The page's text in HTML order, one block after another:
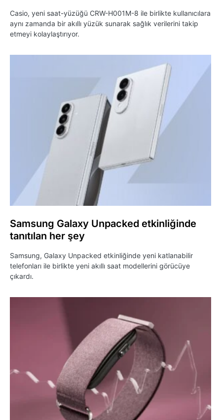
Casio, yeni saat-yüzüğü CRW-H001M-8 ile birlikte kullanıcılara
aynı zamanda bir akıllı yüzük sunarak sağlık verilerini takip
etmeyi kolaylaştırıyor.
Samsung Galaxy Unpacked etkinliğinde
tanıtılan her şey
Samsung, Galaxy Unpacked etkinliğinde yeni katlanabilir
telefonları ile birlikte yeni akıllı saat modellerini görücüye
çıkardı.